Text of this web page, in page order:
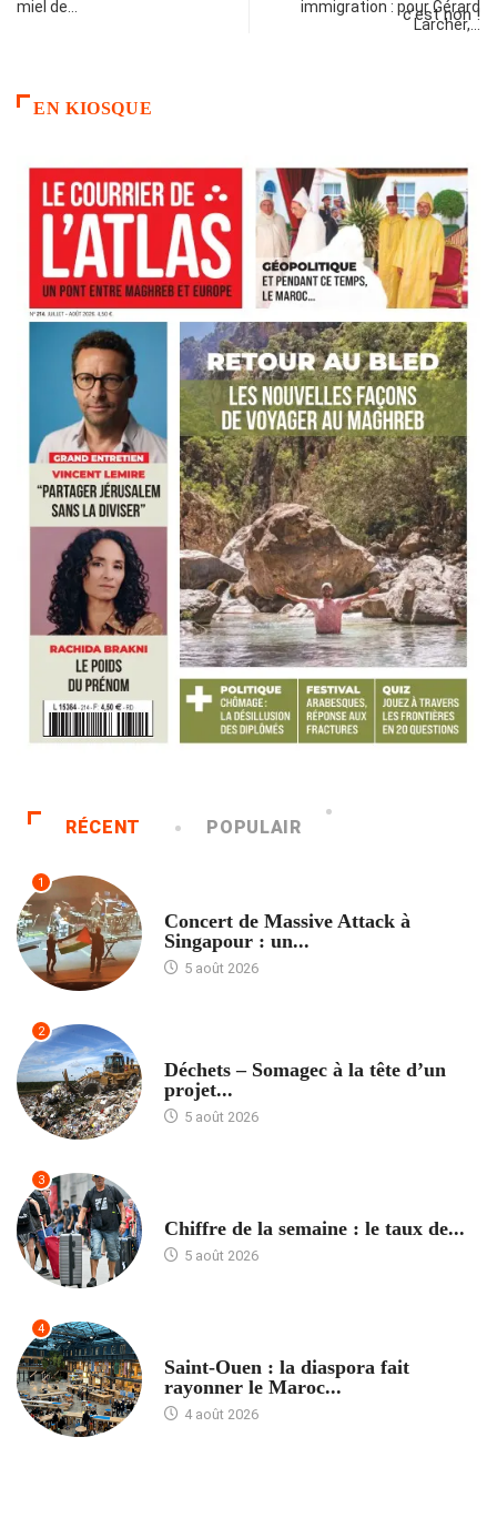
miel de…
immigration : pour Gérard
Larcher,…
EN KIOSQUE
RÉCENT POPULAIR
1
Concert de Massive Attack à
Singapour : un...
5 août 2026
2
Déchets – Somagec à la tête d’un
projet...
5 août 2026
3
Chiffre de la semaine : le taux de...
5 août 2026
4
Saint-Ouen : la diaspora fait
rayonner le Maroc...
4 août 2026